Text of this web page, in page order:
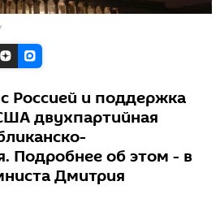
Россией и поддержка
двухпартийная
Подробнее об этом - в
Дмитрия